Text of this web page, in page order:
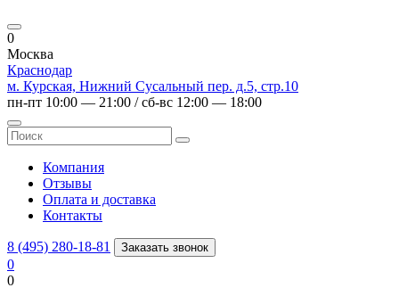
0
Москва
Краснодар
м. Курская, Нижний Сусальный пер. д.5, стр.10
пн-пт 10:00 — 21:00 / сб-вс 12:00 — 18:00
Компания
Отзывы
Оплата и доставка
Контакты
8 (495) 280-18-81 Заказать звонок
0
0